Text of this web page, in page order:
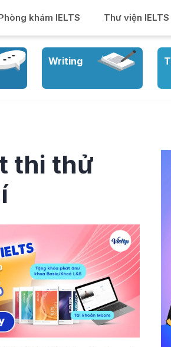
khám IELTS Thư viện IELTS
Writing
thi thử